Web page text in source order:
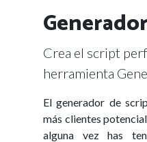
Crea el script
herramienta
El generador de
más clientes
alguna vez has